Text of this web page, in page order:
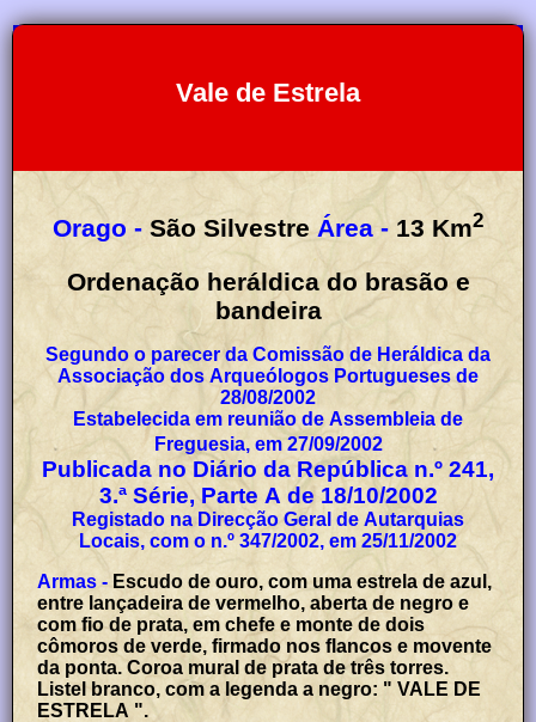
Vale de Estrela
Orago - São Silvestre Área - 13 Km2
Ordenação heráldica do brasão e
bandeira
Segundo o parecer da Comissão de Heráldica da
Associação dos Arqueólogos Portugueses de
28/08/2002
Estabelecida em reunião de Assembleia de
Freguesia, em 27/09/2002
Publicada no Diário da República n.º 241,
3.ª Série, Parte A de 18/10/2002
Registado na Direcção Geral de Autarquias
Locais, com o n.º 347/2002, em 25/11/2002
Armas - Escudo de ouro, com uma estrela de azul,
entre lançadeira de vermelho, aberta de negro e
com fio de prata, em chefe e monte de dois
cômoros de verde, firmado nos flancos e movente
da ponta. Coroa mural de prata de três torres.
Listel branco, com a legenda a negro: " VALE DE
ESTRELA ".